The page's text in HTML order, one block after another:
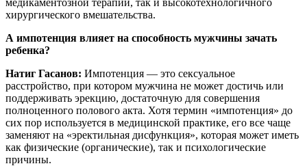
хирургического вмешательства.
А импотенция влияет на способность мужчины зачать
ребенка?
Натиг Гасанов: Импотенция — это сексуальное
расстройство, при котором мужчина не может достичь или
поддерживать эрекцию, достаточную для совершения
полноценного полового акта. Хотя термин «импотенция» до
сих пор используется в медицинской практике, его все чаще
заменяют на «эректильная дисфункция», которая может иметь
как физические (органические), так и психологические
причины.